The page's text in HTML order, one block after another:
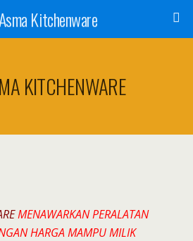
Kitchenware
KITCHENWARE
MENAWARKAN PERALATAN
HARGA MAMPU MILIK